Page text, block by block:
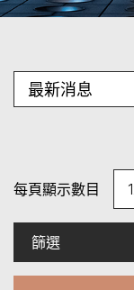
篩選
每頁顯示數目